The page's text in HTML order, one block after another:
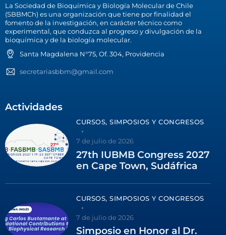
La Sociedad de Bioquímica y Biología Molecular de Chile
(SBBMCh) es una organización que tiene por finalidad el
fomento de la investigación, en carácter técnico como
experimental, que conduzca al progreso y divulgación de la
bioquímica y de la biología molecular.
Santa Magdalena N°75, Of. 304, Providencia
secretariasbbm@gmail.com
Actividades
CURSOS, SIMPOSIOS Y CONGRESOS
7 de julio de 2026
27th IUBMB Congress 2027
en Cape Town, Sudáfrica
CURSOS, SIMPOSIOS Y CONGRESOS
7 de julio de 2026
Simposio en Honor al Dr.